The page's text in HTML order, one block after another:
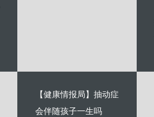
【健康情报局】抽动症
会伴随孩子一生吗